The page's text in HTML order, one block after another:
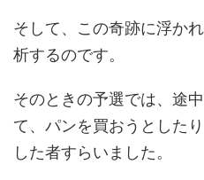
そして、この奇跡に浮か
析するのです。
そのときの予選では、途
て、パンを買おうとした
した者すらいました。